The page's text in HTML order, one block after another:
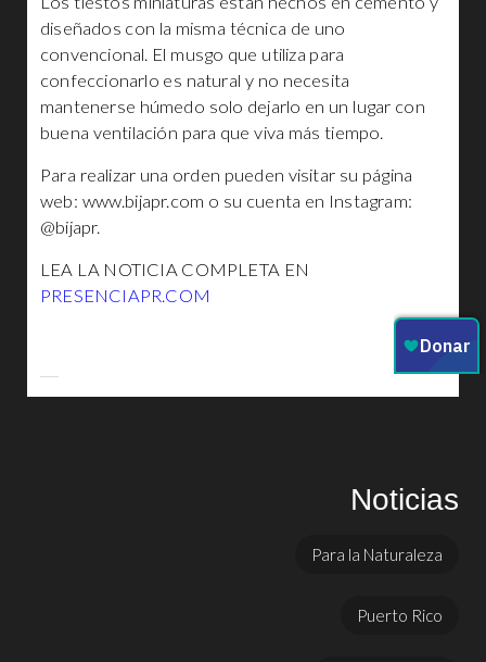
diseñados con la misma técnica de uno
convencional. El musgo que utiliza para
confeccionarlo es natural y no necesita
mantenerse húmedo solo dejarlo en un lugar con
buena ventilación para que viva más tiempo.
Para realizar una orden pueden visitar su página
web: www.bijapr.com o su cuenta en Instagram:
@bijapr.
LEA LA NOTICIA COMPLETA EN
PRESENCIAPR.COM
Noticias
Para la Naturaleza
Puerto Rico